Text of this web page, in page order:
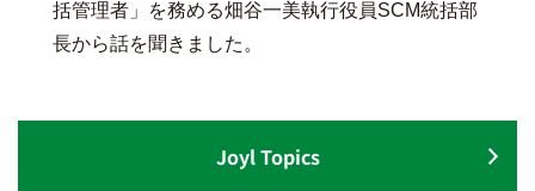
括管理者」を務める畑谷一美執行役員SCM統括部
長から話を聞きました。
Joyl Topics